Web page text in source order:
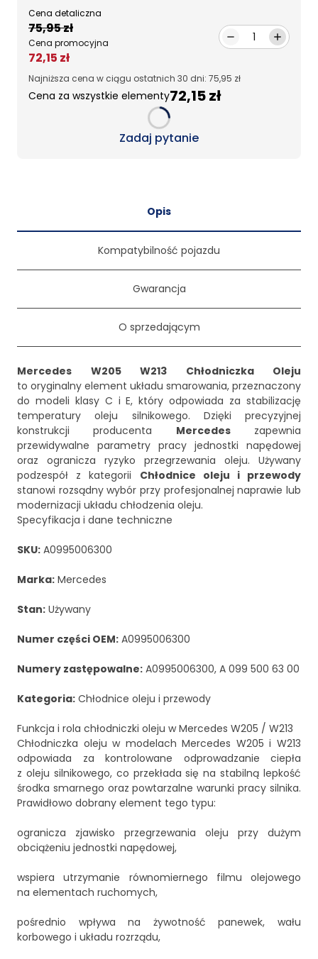
Cena detaliczna
75,95 zł
Cena promocyjna
72,15 zł
1
Najniższa cena w ciągu ostatnich 30 dni: 75,95 zł
Cena za wszystkie elementy72,15 zł
Loading...
Zadaj pytanie
Opis
Kompatybilność pojazdu
Gwarancja
O sprzedającym
Mercedes W205 W213 Chłodniczka Oleju
to oryginalny element układu smarowania, przeznaczony
do modeli klasy C i E, który odpowiada za stabilizację
temperatury oleju silnikowego. Dzięki precyzyjnej
konstrukcji producenta Mercedeszapewnia
przewidywalne parametry pracy jednostki napędowej
oraz ogranicza ryzyko przegrzewania oleju. Używany
podzespół z kategorii Chłodnice oleju i przewody
stanowi rozsądny wybór przy profesjonalnej naprawie lub
modernizacji układu chłodzenia oleju.
Specyfikacja i dane techniczne
SKU: A0995006300
Marka: Mercedes
Stan: Używany
Numer części OEM: A0995006300
Numery zastępowalne: A0995006300, A 099 500 63 00
Kategoria: Chłodnice oleju i przewody
Funkcja i rola chłodniczki oleju w Mercedes W205 / W213
Chłodniczka oleju w modelach Mercedes W205 i W213
odpowiada za kontrolowane odprowadzanie ciepła
z oleju silnikowego, co przekłada się na stabilną lepkość
środka smarnego oraz powtarzalne warunki pracy silnika.
Prawidłowo dobrany element tego typu:
ogranicza zjawisko przegrzewania oleju przy dużym
obciążeniu jednostki napędowej,
wspiera utrzymanie równomiernego filmu olejowego
na elementach ruchomych,
pośrednio wpływa na żywotność panewek, wału
korbowego i układu rozrządu,